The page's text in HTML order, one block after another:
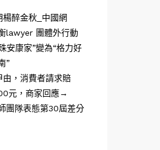
醉金秋_中國網
lawyer 團體外行動
安康家”變為“格力好
”
由，消費者請求賠
元，商家回應→
團隊表態第30屆差分